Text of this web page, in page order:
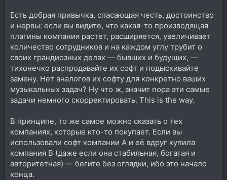
Есть добрая привычка, спасающая честь, достоинство
и нервы: если вы видите, что какая-то производящая
плагины компания растет, расширяется, увеличивает
количество сотрудников и на каждом углу трубит о
своих грандиозных делах — бывших и будущих, —
тихонечко распродавайте их софт и подыскивайте
замену. Нет аналогов их софту для конкретно ваших
музыкальных задач? Ну что ж, значит пора эти самые
задачи немного скорректировать. This is the way.
В принципе, то же самое можно сказать о тех
компаниях, которые кто-то покупает. Если вы
использовали софт компании A и её вдруг купила
компания B (даже если она стабильная, богатая и
авторитетная) — бегите без оглядки, ибо это начало
конца.